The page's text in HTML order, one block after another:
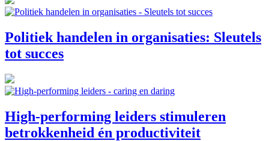
Politiek handelen in organisaties: Sleutels
tot succes
High-performing leiders stimuleren
betrokkenheid én productiviteit